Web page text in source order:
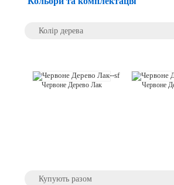
Колір дерева
Червоне Дерево Лак Червоне
Купують разом